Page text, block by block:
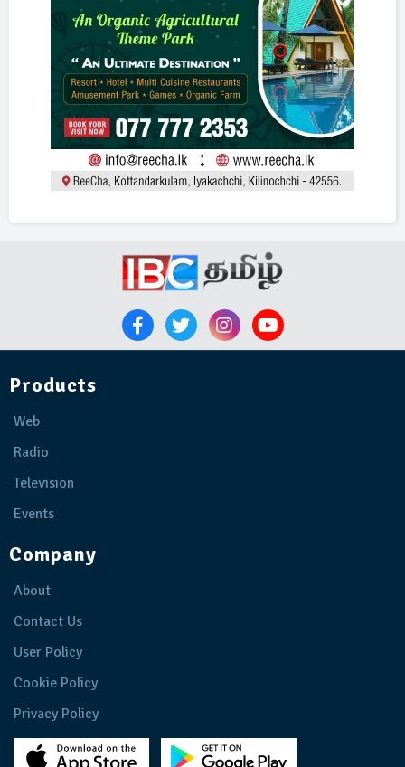
Products
Web
Radio
Television
Events
Company
About
Contact Us
User Policy
Cookie Policy
Privacy Policy